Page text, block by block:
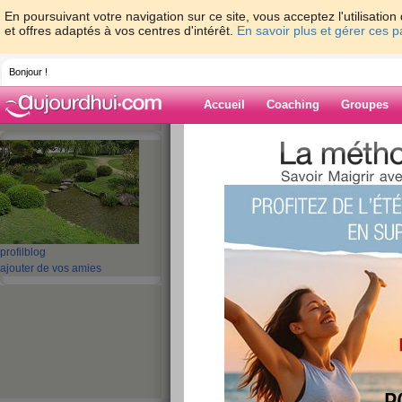
En poursuivant votre navigation sur ce site, vous acceptez
et offres adaptés à vos centres d'intérêt. En savoir plus et gérer ces
Bonjour !
Accueil Coaching Groupes
profil blog
ajouter de vos amies
>
> Quizz:
Blog de
Quizz: 10
la grippe A
publié le 08/10/2009 à 17:59